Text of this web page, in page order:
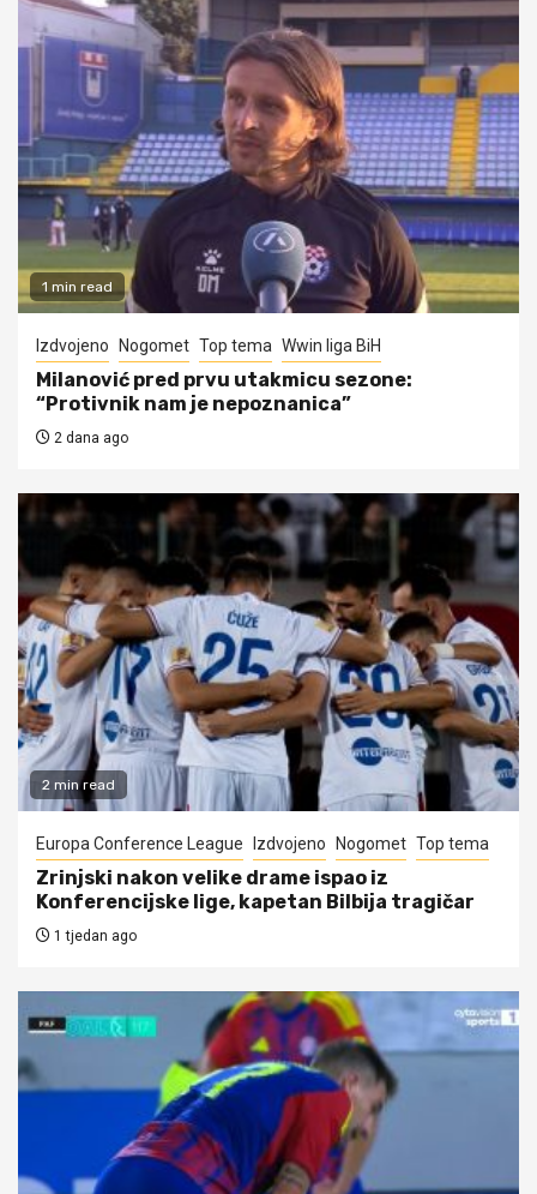
1 min read
Izdvojeno Nogomet Top tema Wwin liga BiH
Milanović pred prvu utakmicu sezone:
“Protivnik nam je nepoznanica”
2 dana ago
2 min read
Europa Conference League Izdvojeno Nogomet Top tema
Zrinjski nakon velike drame ispao iz
Konferencijske lige, kapetan Bilbija tragičar
1 tjedan ago